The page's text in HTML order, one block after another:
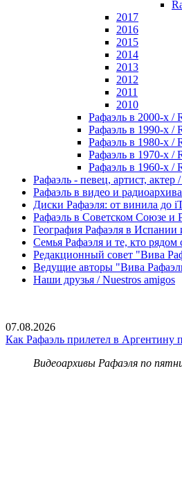
2017
2016
2015
2014
2013
2012
2011
2010
Рафаэль в 2000-х /
Рафаэль в 1990-х /
Рафаэль в 1980-х /
Рафаэль в 1970-х /
Рафаэль в 1960-х /
Рафаэль - певец, артист, актер
Рафаэль в видео и
Диски Рафаэля: от винила до
Рафаэль в Советском Союзе и
География Рафаэля в Испании
Семья Рафаэля и те, кто рядом
Редакционный совет "Вива
Ведущие авторы "Вива
Наши друзья / Nuestros amigos
07.08.2026
Как Рафаэль прилетел в Аргентину
Видеоархивы Рафаэля по